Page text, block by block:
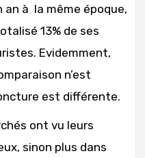
an à la même époque,
13% de ses
Evidemment,
n’est
est différente.
ont vu leurs
sinon plus dans